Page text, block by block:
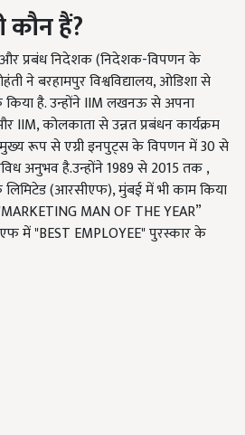
कौन हैं?
प्रबंध निदेशक(निदेशक-विपणन के
ने बरहामपुर विश्वविद्यालय,ओडिशा से
किया है.उन्होंनेIIMलखनऊ से अपना
IIM,कोलकाता से उन्नत प्रबंधन कार्यक्रम
रूप से एग्री इनपुट्स के विपणन में30से
अनुभव है.उन्होंने1989से2015तक ,
लिमिटेड(आरसीएफ),मुंबई में भी काम किया
MAN OF THE YEAR”
में"BEST EMPLOYEE"पुरस्कार के